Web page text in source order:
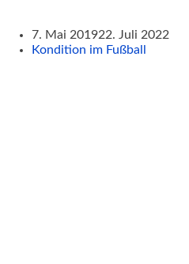
7. Mai 201922. Juli 2022
Kondition im Fußball